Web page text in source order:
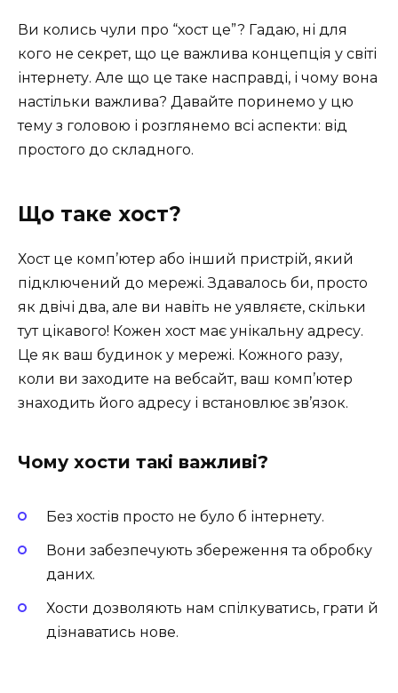
Ви колись чули про “хост це”? Гадаю, ні для
кого не секрет, що це важлива концепція у світі
інтернету. Але що це таке насправді, і чому вона
настільки важлива? Давайте поринемо у цю
тему з головою і розглянемо всі аспекти: від
простого до складного.
Що таке хост?
Хост це комп’ютер або інший пристрій, який
підключений до мережі. Здавалось би, просто
як двічі два, але ви навіть не уявляєте, скільки
тут цікавого! Кожен хост має унікальну адресу.
Це як ваш будинок у мережі. Кожного разу,
коли ви заходите на вебсайт, ваш комп’ютер
знаходить його адресу і встановлює зв’язок.
Чому хости такі важливі?
Без хостів просто не було б інтернету.
Вони забезпечують збереження та обробку
даних.
Хости дозволяють нам спілкуватись, грати й
дізнаватись нове.